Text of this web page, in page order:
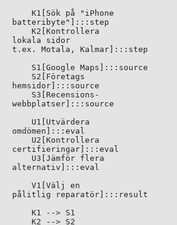
    K1[Sök på "iPhone
batteribyte"]:::step
    K2[Kontrollera
lokala sidor
t.ex. Motala, Kalmar]:::step
    S1[Google Maps]:::source
    S2[Företags
hemsidor]:::source
    S3[Recensions-
webbplatser]:::source
    U1[Utvärdera
omdömen]:::eval
    U2[Kontrollera
certifieringar]:::eval
    U3[Jämför flera
alternativ]:::eval
    V1[Välj en
pålitlig reparatör]:::result
    K1 --> S1
    K2 --> S2